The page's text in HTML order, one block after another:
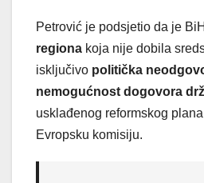
Petrović je podsjetio da je BiH
regiona koja nije dobila
isključivo politička
nemogućnost dogovora
usklađenog reformskog
Evropsku komisiju.